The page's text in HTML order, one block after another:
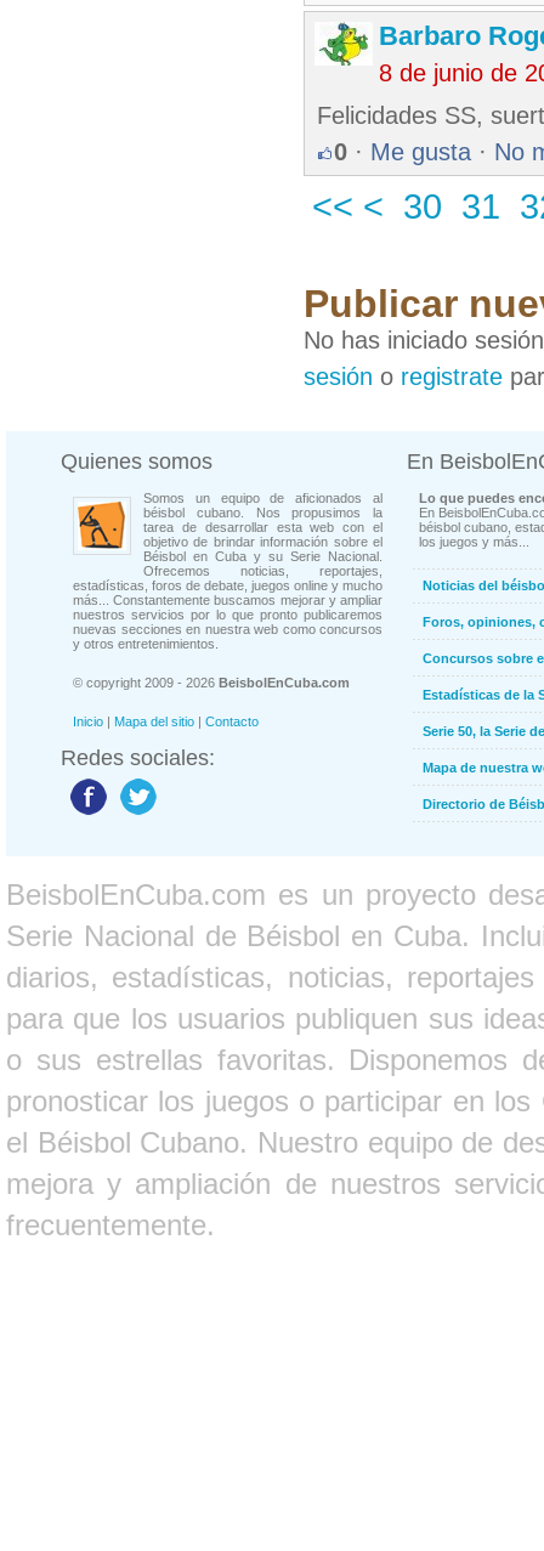
Barbaro
8 de junio de
Felicidades SS,
0 · Me gusta · No
<< < 30 31
Publicar
No has iniciado
sesión o registrate
Quienes somos
Somos un equipo de aficionados al
béisbol cubano. Nos propusimos la
tarea de desarrollar esta web con el
objetivo de brindar información sobre el
Béisbol en Cuba y su Serie Nacional.
Ofrecemos noticias, reportajes,
estadísticas, foros de debate, juegos online y mucho
más... Constantemente buscamos mejorar y ampliar
nuestros servicios por lo que pronto publicaremos
nuevas secciones en nuestra web como concursos
y otros entretenimientos.
© copyright 2009 - 2026 BeisbolEnCuba.com
Inicio | Mapa del sitio | Contacto
Redes sociales:
En
Lo que puedes
En
béisbol cubano,
los juegos y más...
Noticias del
Foros, opiniones,
Concursos sobre
Estadísticas de la
Serie 50, la Serie
Mapa de nuestra
Directorio de
BeisbolEnCuba.com es un proyecto
Serie Nacional de Béisbol en Cuba.
diarios, estadísticas, noticias,
para que los usuarios publiquen sus
o sus estrellas favoritas. Disponemos
pronosticar los juegos o participar en
el Béisbol Cubano. Nuestro equipo de
mejora y ampliación de nuestros
frecuentemente.